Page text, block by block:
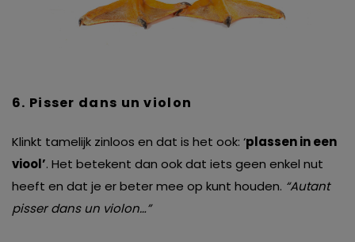
6. Pisser dans un violon
Klinkt tamelijk zinloos en dat is het ook: ‘plassen in een
viool’. Het betekent dan ook dat iets geen enkel nut
heeft en dat je er beter mee op kunt houden. “Autant
pisser dans un violon…”